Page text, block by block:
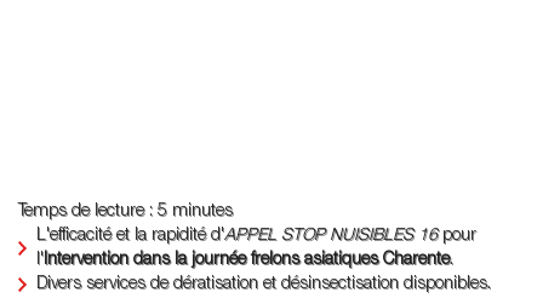
Temps de lecture : 5 minutes
L'efficacité et la rapidité d'APPEL STOP NUISIBLES 16pour
l' Intervention dans la journée frelons asiatiques Charente.
Divers services de dératisation et désinsectisation disponibles.